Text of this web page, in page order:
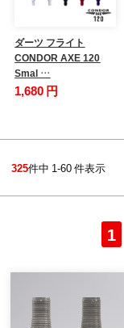
ダーツ フライト
CONDOR AXE 120
Smal …
1,680 円
325件中 1-60 件表示
1